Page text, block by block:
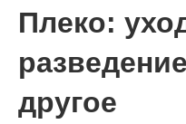
Плеко:
другое